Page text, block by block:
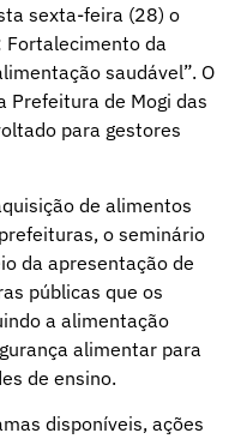
sexta-feira (28) o
Fortalecimento da
saudável”. O
Prefeitura de Mogi das
para gestores
de alimentos
o seminário
da apresentação de
públicas que os
a alimentação
alimentar para
de ensino.
disponíveis, ações